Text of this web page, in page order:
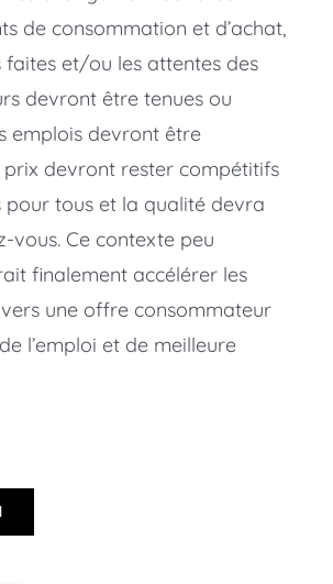
de consommation et d’achat,
faites et/ou les attentes des
devront être tenues ou
emplois devront être
prix devront rester compétitifs
tous et la qualité devra
vous. Ce contexte peu
finalement accélérer les
une offre consommateur
l’emploi et de meilleure